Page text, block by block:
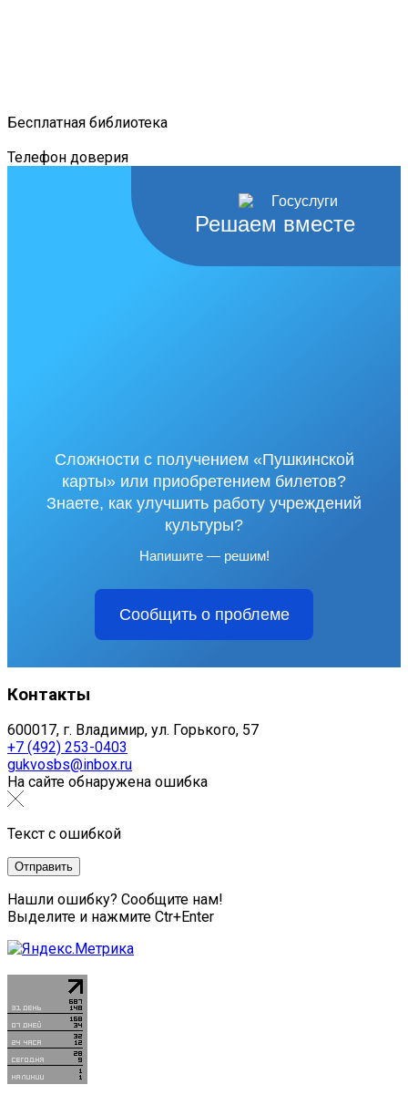
Бесплатная библиотека
Телефон доверия
Решаем вместе
Сложности с получением «Пушкинской
карты» или приобретением билетов?
Знаете, как улучшить работу учреждений
культуры?
Напишите — решим!
Сообщить о проблеме
Контакты
600017, г. Владимир, ул. Горького, 57
+7 (492) 253-0403
gukvosbs@inbox.ru
На сайте обнаружена ошибка
Текст с ошибкой
Нашли ошибку? Сообщите нам!
Выделите и нажмите Ctr+Enter